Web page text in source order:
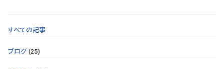
すべての記事
ブログ (25)